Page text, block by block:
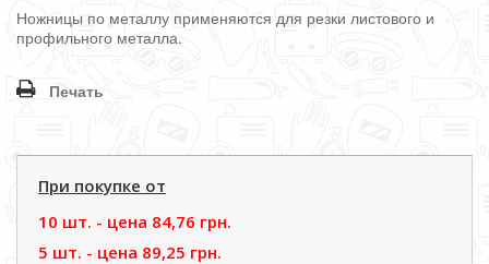
Ножницы по металлу применяются для резки листового и
профильного металла.
Печать
При покупке от
10 шт. - цена 84,76 грн.
5 шт. - цена 89,25 грн.